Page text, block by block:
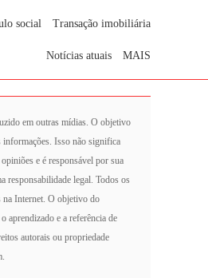
social Transação imobiliária
Notícias atuais MAIS
em outras mídias. O objetivo
informações. Isso não significa
e é responsável por sua
responsabilidade legal. Todos os
na Internet. O objetivo do
aprendizado e a referência de
autorais ou propriedade